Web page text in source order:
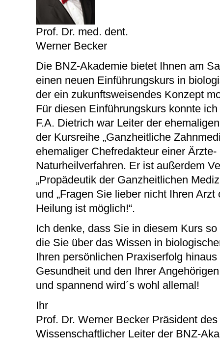
Prof. Dr. med. dent.
Werner Becker
Die BNZ-Akademie bietet Ihnen am
einen neuen Einführungskurs in
der ein zukunftsweisendes Konzept
Für diesen Einführungskurs konnte
F.A. Dietrich war Leiter der
der Kursreihe „Ganzheitliche
ehemaliger Chefredakteur einer
Naturheilverfahren. Er ist außerdem
„Propädeutik der Ganzheitlichen
und „Fragen Sie lieber nicht Ihren
Heilung ist möglich!“.
Ich denke, dass Sie in diesem Kurs
die Sie über das Wissen in
Ihren persönlichen Praxiserfolg
Gesundheit und den Ihrer
und spannend wird´s wohl allemal!
Ihr
Prof. Dr. Werner Becker Präsident
Wissenschaftlicher Leiter der BNZ-